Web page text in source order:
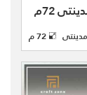
مقسم
36م والدور
مطعم
72م
مدينتى 72 م